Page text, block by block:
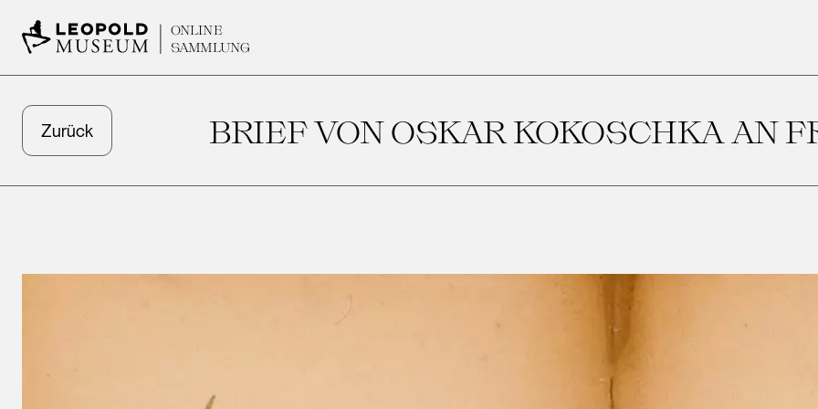
ONLINE
SAMMLUNG
Zurück BRIEF VON OSKAR KOKOSCHKA AN